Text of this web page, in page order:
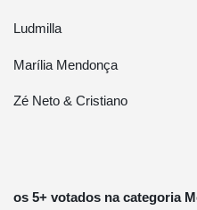
Ludmilla
Marília Mendonça
Zé Neto & Cristiano
os 5+ votados na categoria